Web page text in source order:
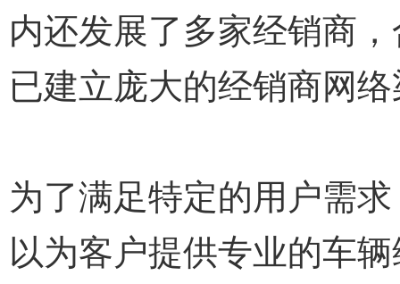
内还发展了多家经销商
已建立庞大的经销商网
为了满足特定的用户需
以为客户提供专业的车